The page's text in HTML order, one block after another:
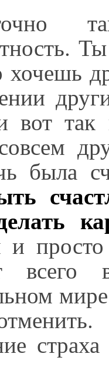
хочешь
вот
была
и
всего